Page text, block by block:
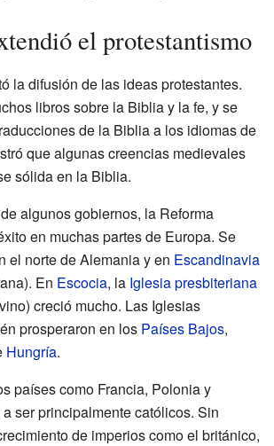
el protestantismo
la difusión de las ideas protestantes.
libros sobre la Biblia y la fe, y se
de la Biblia a los idiomas de
que algunas creencias medievales
sólida en la Biblia.
algunos gobiernos, la Reforma
en muchas partes de Europa. Se
el norte de Alemania y en Escandinavia
En Escocia, la Iglesia presbiteriana
creció mucho. Las Iglesias
prosperaron en los Países Bajos,
Hungría.
países como Francia, Polonia y
ser principalmente católicos. Sin
de imperios como el británico,